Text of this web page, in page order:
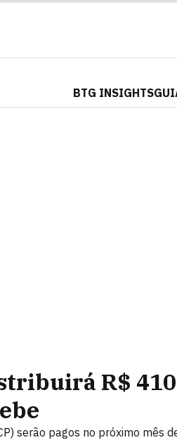
BTG INSIGHTS
R$
serão pagos no próximo mês